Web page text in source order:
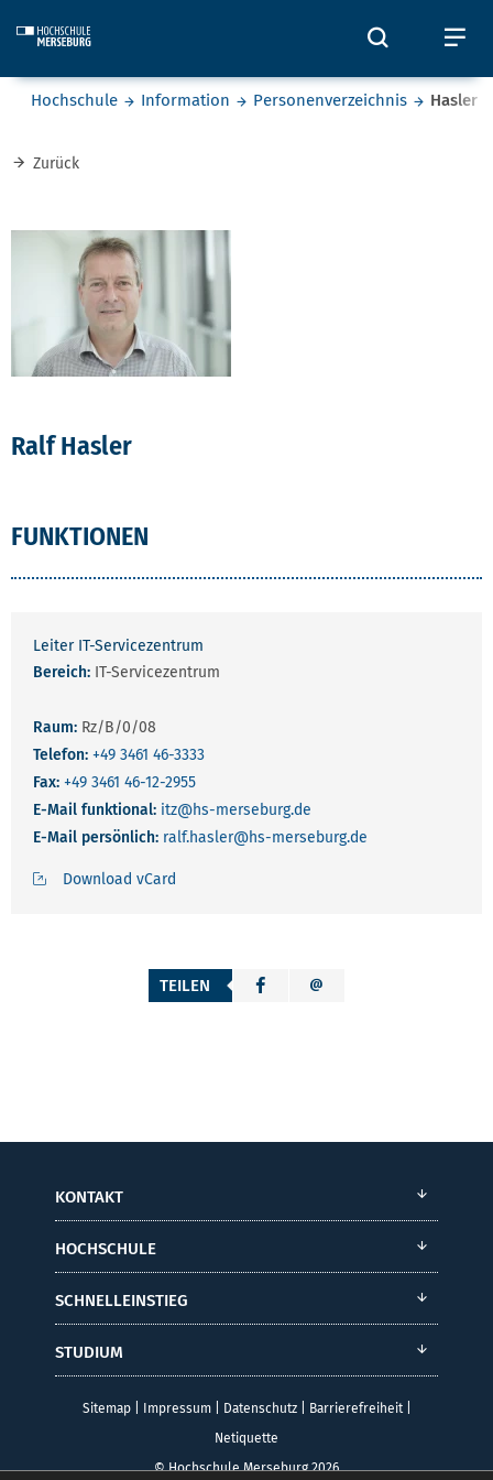
Öffnet
Sie befinden sich hier:
Hochschule Information Personenverzeichnis Hasler
Zurück
Ralf Hasler
FUNKTIONEN
Leiter IT-Servicezentrum
Bereich: IT-Servicezentrum
Raum: Rz/B/0/08
Telefon: +49 3461 46-3333
Fax: +49 3461 46-12-2955
E-Mail funktional: itz@hs-merseburg.de
E-Mail persönlich: ralf.hasler@hs-merseburg.de
Download vCard
TEILEN
KONTAKT
HOCHSCHULE
SCHNELLEINSTIEG
STUDIUM
Sitemap| Impressum| Datenschutz| Barrierefreiheit|
Netiquette
© Hochschule Merseburg 2026